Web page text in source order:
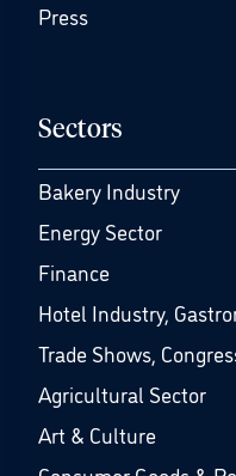
Press
Sectors
Bakery Industry
Energy Sector
Finance
Hotel Industry,
Trade Shows,
Agricultural Sector
Art & Culture